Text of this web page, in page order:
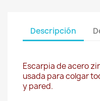
Descripción
Escarpia de acero
usada para colgar
y pared.